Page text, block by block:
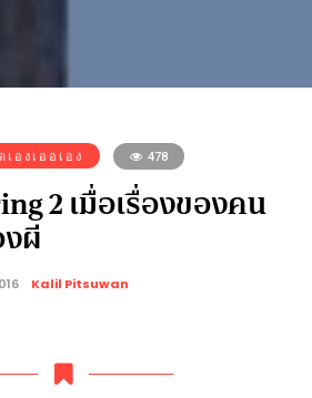
เองเออเอง 478
2 เมื่อเรื่องของคน
ผี
Kalil Pitsuwan